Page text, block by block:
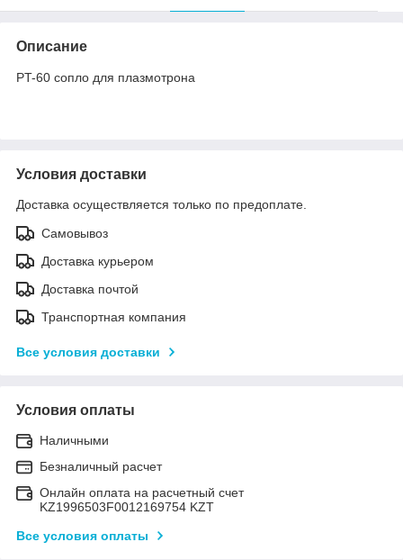
Описание
PT-60 сопло для плазмотрона
Условия доставки
Доставка осуществляется только по предоплате.
Самовывоз
Доставка курьером
Доставка почтой
Транспортная компания
Все условия доставки
Условия оплаты
Наличными
Безналичный расчет
Онлайн оплата на расчетный счет
KZ1996503F0012169754 KZT
Все условия оплаты